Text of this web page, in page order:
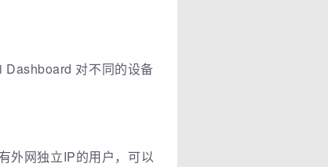
Dashboard 对不同的设备
外网独立IP的用户，可以